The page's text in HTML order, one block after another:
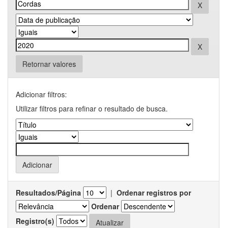
Retornar valores
Adicionar filtros:
Utilizar filtros para refinar o resultado de busca.
Resultados/Página | Ordenar registros por
Ordenar
Registro(s)